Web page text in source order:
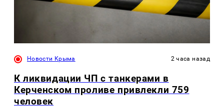
Новости Крыма 2 часа назад
К ликвидации ЧП с танкерами в
Керченском проливе привлекли 759
человек